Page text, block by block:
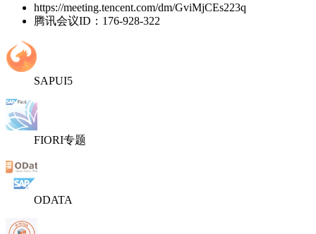
https://meeting.tencent.com/dm/GviMjCEs223q
腾讯会议ID：176-928-322
SAPUI5
FIORI专题
ODATA